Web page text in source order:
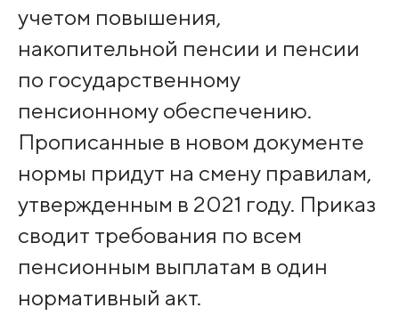
учетом повышения,
накопительной пенсии и пенсии
по государственному
пенсионному обеспечению.
Прописанные в новом документе
нормы придут на смену правилам,
утвержденным в 2021 году. Приказ
сводит требования по всем
пенсионным выплатам в один
нормативный акт.